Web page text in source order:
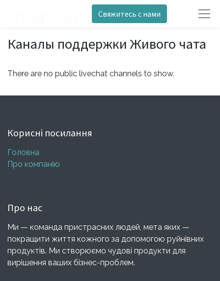
Свяжитесь с нами
Каналы поддержки Живого чата
There are no public livechat channels to show.
Корисні посилання
Головна
Про компанію
Про нас
Ми — команда пристрасних людей, мета яких —
покращити життя кожного за допомогою руйнівних
продуктів. Ми створюємо чудові продукти для
вирішення ваших бізнес-проблем.